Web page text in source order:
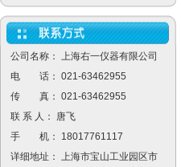
公司名称： 上海右一仪器有限公司
电 话： 021-63462955
传 真： 021-63462955
联 系 人： 唐飞
手 机： 18017761117
详细地址： 上海市宝山工业园区市